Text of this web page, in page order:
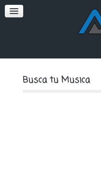
SOFT
Busca tu Musica